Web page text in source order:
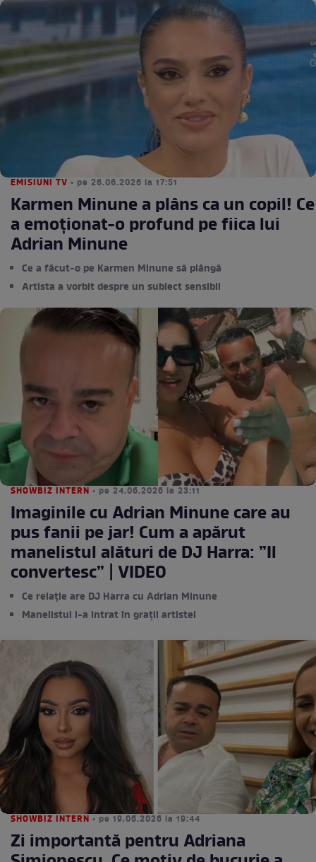
EMISIUNI TV • pe 26.06.2026 la 17:51
Karmen Minune a plâns ca un copil! Ce
a emoționat-o profund pe fiica lui
Adrian Minune
Ce a făcut-o pe Karmen Minune să plângă
Artista a vorbit despre un subiect sensibil
SHOWBIZ INTERN • pe 24.06.2026 la 23:11
Imaginile cu Adrian Minune care au
pus fanii pe jar! Cum a apărut
manelistul alături de DJ Harra: ”Il
convertesc” | VIDEO
Ce relație are DJ Harra cu Adrian Minune
Manelistul i-a intrat în grații artistei
SHOWBIZ INTERN • pe 19.06.2026 la 19:44
Zi importantă pentru Adriana